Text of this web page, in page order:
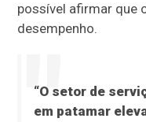
possível afirmar que
desempenho.
“O setor de
em patamar